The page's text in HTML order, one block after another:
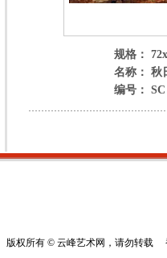
规格：
名称： 秋
编号：
版权所有 © 云峰艺术网，请勿转载